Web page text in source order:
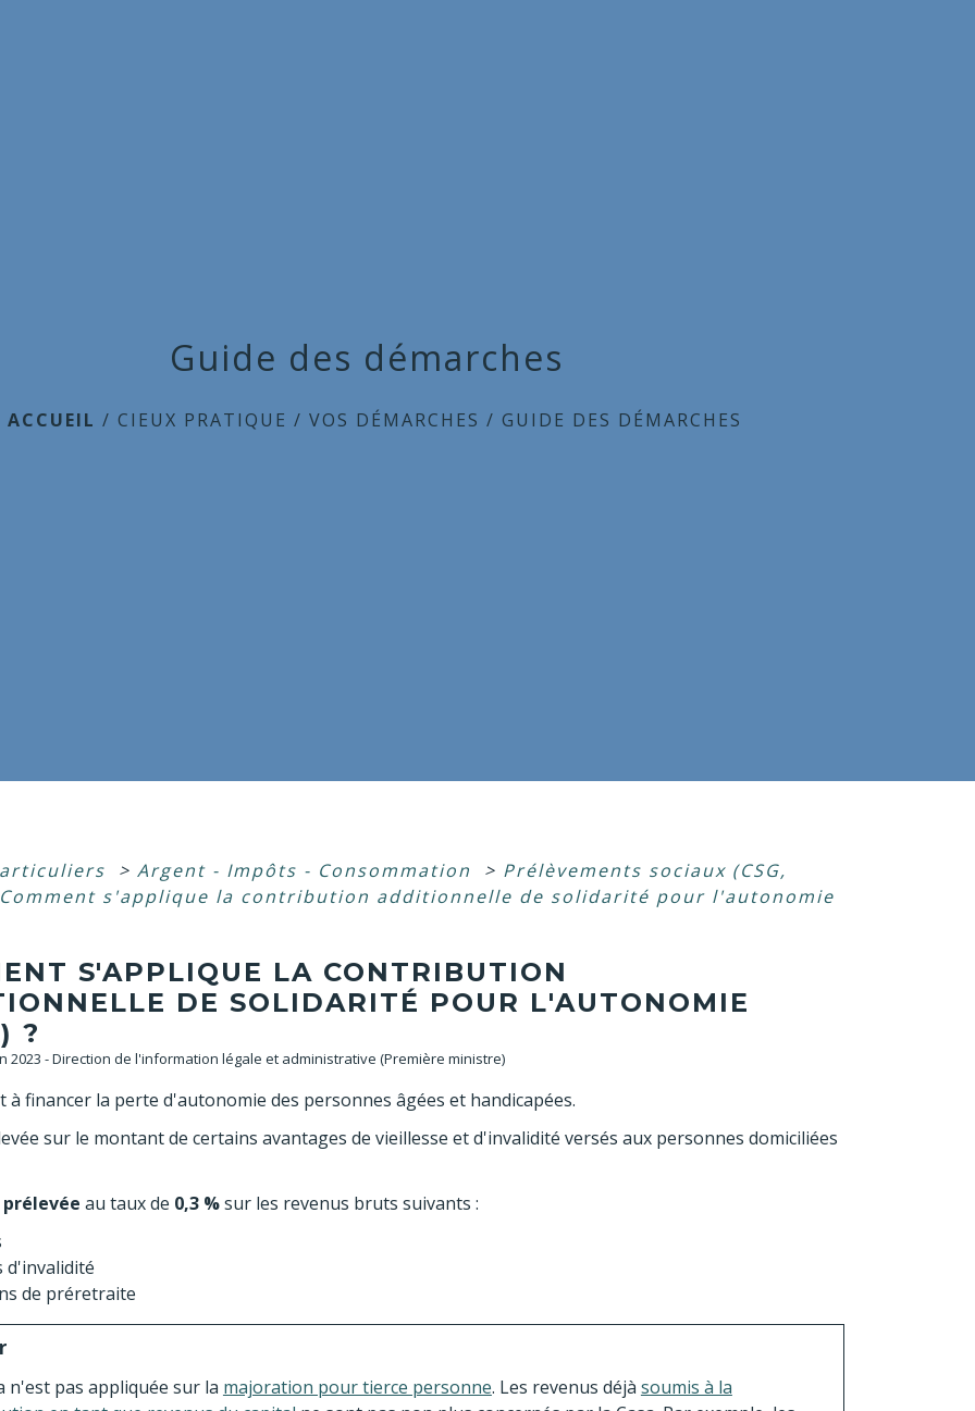
Guide des démarches
ACCUEIL /CIEUX PRATIQUE /VOS DÉMARCHES /GUIDE DES DÉMARCHES
> Argent - Impôts - Consommation > Prélèvements sociaux (CSG,
Comment s'applique la contribution additionnelle de solidarité pour l'autonomie
S'APPLIQUE LA CONTRIBUTION
DE SOLIDARITÉ POUR L'AUTONOMIE
?
2023 - Direction de l'information légale et administrative (Première ministre)
à financer la perte d'autonomie des personnes âgées et handicapées.
sur le montant de certains avantages de vieillesse et d'invalidité versés aux personnes domiciliées
prélevée au taux de 0,3 %sur les revenus bruts suivants :
d'invalidité
de préretraite
n'est pas appliquée sur la majoration pour tierce personne. Les revenus déjà soumis à la